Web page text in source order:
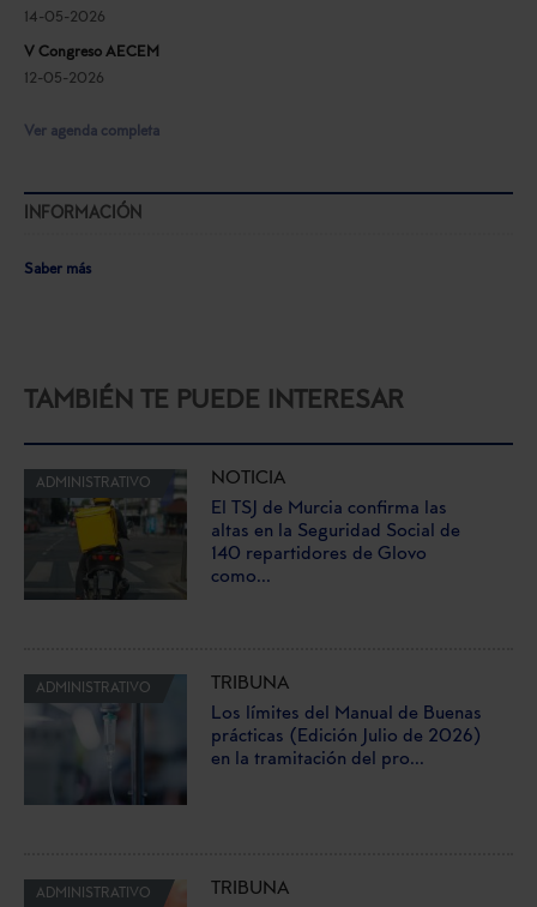
14-05-2026
V Congreso AECEM
12-05-2026
Ver agenda completa
INFORMACIÓN
Saber más
TAMBIÉN TE PUEDE INTERESAR
ADMINISTRATIVO
NOTICIA
El TSJ de Murcia confirma las
altas en la Seguridad Social de
140 repartidores de Glovo
como...
ADMINISTRATIVO
TRIBUNA
Los límites del Manual de Buenas
prácticas (Edición Julio de 2026)
en la tramitación del pro...
ADMINISTRATIVO
TRIBUNA